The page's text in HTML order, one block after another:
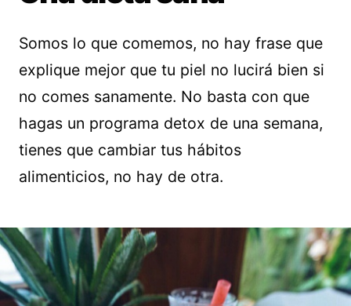
Somos lo que comemos, no hay frase que
explique mejor que tu piel no lucirá bien si
no comes sanamente. No basta con que
hagas un programa detox de una semana,
tienes que cambiar tus hábitos
alimenticios, no hay de otra.